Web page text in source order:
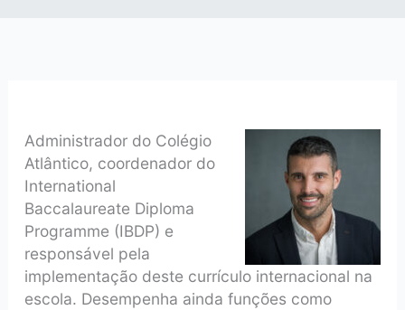
Administrador do Colégio
Atlântico, coordenador do
International
Baccalaureate Diploma
Programme (IBDP) e
responsável pela
implementação deste currículo internacional na
escola. Desempenha ainda funções como